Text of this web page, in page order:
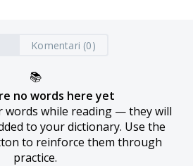
Komentari (0)
📚
no words here yet
words while reading — they will
to your dictionary. Use the
to reinforce them through
practice.